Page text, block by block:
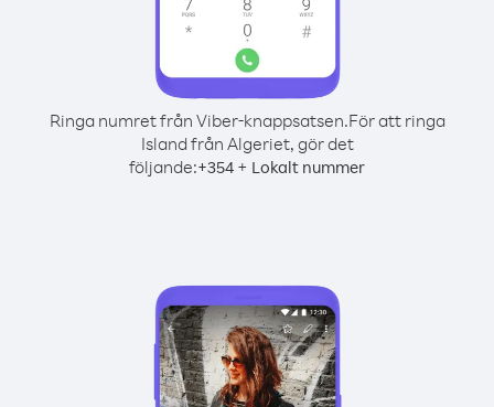
Ringa numret från Viber-knappsatsen.För att ringa
Island från Algeriet, gör det
följande:+354 + Lokalt nummer